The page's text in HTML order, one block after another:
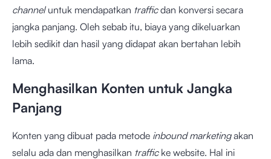
channeluntuk mendapatkan trafficdan konversi secara
jangka panjang. Oleh sebab itu, biaya yang dikeluarkan
lebih sedikit dan hasil yang didapat akan bertahan lebih
lama.
Menghasilkan Konten untuk Jangka
Panjang
Konten yang dibuat pada metode inbound marketingakan
selalu ada dan menghasilkan trafficke website. Hal ini